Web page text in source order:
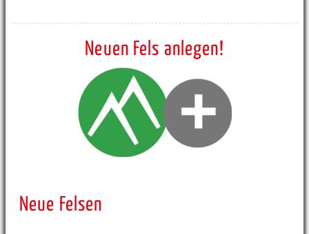
Neuen Fels anlegen!
Neue Felsen